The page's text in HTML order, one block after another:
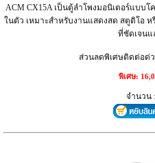
ACM CX15A เป็นตู้ลำโพงมอนิเตอร์แบบ
ในตัว เหมาะสำหรับงานแสดงสด สตูดิโอ ห
ที่ชัดเจนแ
ส่วนลดพิเศษติดต่อด่วน
พิเศษ:
จำนวน :